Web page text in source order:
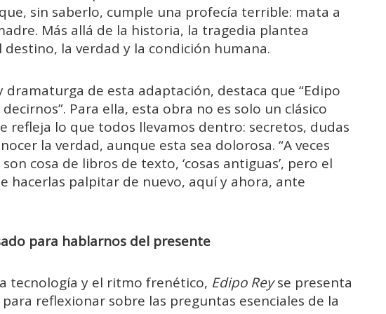
sin saberlo, cumple una profecía terrible: mata a
Más allá de la historia, la tragedia plantea
la verdad y la condición humana.
dramaturga de esta adaptación, destaca que “Edipo
Para ella, esta obra no es solo un clásico
refleja lo que todos llevamos dentro: secretos, dudas
la verdad, aunque esta sea dolorosa. “A veces
cosa de libros de texto, ‘cosas antiguas’, pero el
hacerlas palpitar de nuevo, aquí y ahora, ante
para hablarnos del presente
tecnología y el ritmo frenético, Edipo Reyse presenta
reflexionar sobre las preguntas esenciales de la